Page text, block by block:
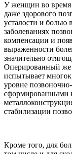
У женщин во время
даже здорового
усталости и болью
заболеваниях
компенсации и
выраженности
значительно
Оперированный же
испытывает
уровне
сформированными
стабилизации
Кроме того, для